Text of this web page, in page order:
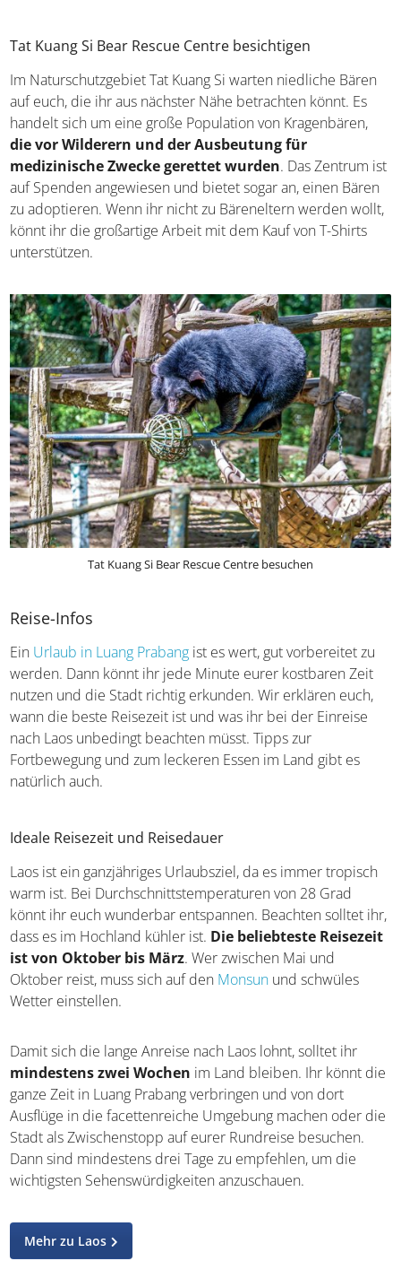
Tat Kuang Si Bear Rescue Centre besichtigen
Im Naturschutzgebiet Tat Kuang Si warten niedliche Bären
auf euch, die ihr aus nächster Nähe betrachten könnt. Es
handelt sich um eine große Population von Kragenbären,
die vor Wilderern und der Ausbeutung für
medizinische Zwecke gerettet wurden. Das Zentrum ist
auf Spenden angewiesen und bietet sogar an, einen Bären
zu adoptieren. Wenn ihr nicht zu Bäreneltern werden wollt,
könnt ihr die großartige Arbeit mit dem Kauf von T-Shirts
unterstützen.
Tat Kuang Si Bear Rescue Centre besuchen
Reise-Infos
Ein Urlaub in Luang Prabang ist es wert, gut vorbereitet zu
werden. Dann könnt ihr jede Minute eurer kostbaren Zeit
nutzen und die Stadt richtig erkunden. Wir erklären euch,
wann die beste Reisezeit ist und was ihr bei der Einreise
nach Laos unbedingt beachten müsst. Tipps zur
Fortbewegung und zum leckeren Essen im Land gibt es
natürlich auch.
Ideale Reisezeit und Reisedauer
Laos ist ein ganzjähriges Urlaubsziel, da es immer tropisch
warm ist. Bei Durchschnittstemperaturen von 28 Grad
könnt ihr euch wunderbar entspannen. Beachten solltet ihr,
dass es im Hochland kühler ist. Die beliebteste Reisezeit
ist von Oktober bis März. Wer zwischen Mai und
Oktober reist, muss sich auf den Monsun und schwüles
Wetter einstellen.
Damit sich die lange Anreise nach Laos lohnt, solltet ihr
mindestens zwei Wochen im Land bleiben. Ihr könnt die
ganze Zeit in Luang Prabang verbringen und von dort
Ausflüge in die facettenreiche Umgebung machen oder die
Stadt als Zwischenstopp auf eurer Rundreise besuchen.
Dann sind mindestens drei Tage zu empfehlen, um die
wichtigsten Sehenswürdigkeiten anzuschauen.
Mehr zu Laos